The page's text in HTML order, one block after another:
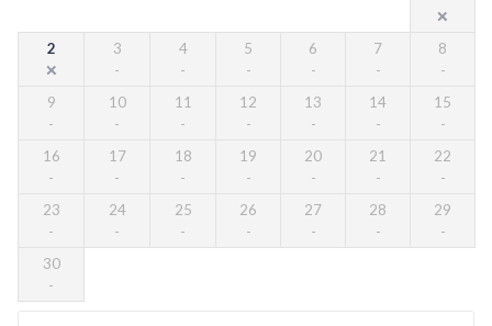
2 3 4 5 6 7 8
9 10 11 12 13 14 15
16 17 18 19 20 21 22
23 24 25 26 27 28 29
30